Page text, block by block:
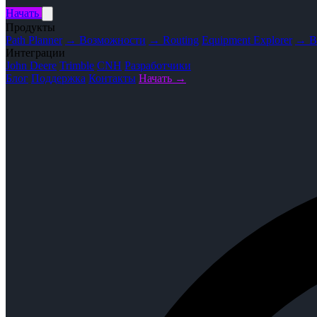
Начать
Продукты
Path Planner → Возможности → Routing Equipment Explorer →
Интеграции
John Deere Trimble CNH Разработчики
Блог Поддержка Контакты Начать →